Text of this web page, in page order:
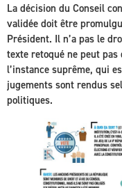
La décision du Conseil
validée doit être
Président. Il n’a pas le
texte retoqué ne peut pas
l’instance suprême, qui
jugements sont rendus
politiques.